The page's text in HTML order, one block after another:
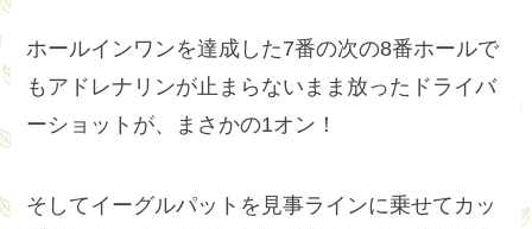
ホールインワンを達成した7番の次の8番ホールで
もアドレナリンが止まらないまま放ったドライバ
ーショットが、まさかの1オン！
そしてイーグルパットを見事ラインに乗せてカッ